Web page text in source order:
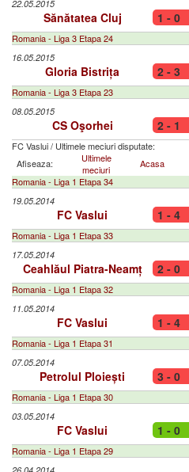
22.05.2015
Sănătatea Cluj 1 - 0
Romania - Liga 3 Etapa 24
16.05.2015
Gloria Bistrița 2 - 3
Romania - Liga 3 Etapa 23
08.05.2015
CS Oşorhei 2 - 1
FC Vaslui/ Ultimele meciuri disputate:
Afiseaza:
Ultimele
meciuri
Acasa
Romania - Liga 1 Etapa 34
19.05.2014
FC Vaslui 1 - 4
Romania - Liga 1 Etapa 33
17.05.2014
Ceahlăul Piatra-Neamț 2 - 0
Romania - Liga 1 Etapa 32
11.05.2014
FC Vaslui 1 - 4
Romania - Liga 1 Etapa 31
07.05.2014
Petrolul Ploiești 3 - 0
Romania - Liga 1 Etapa 30
03.05.2014
FC Vaslui 1 - 0
Romania - Liga 1 Etapa 29